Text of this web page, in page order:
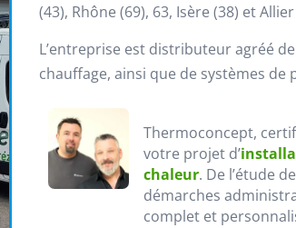
(43), Rhône (69), 63, Isère (38) et
L’entreprise est distributeur agréé
chauffage, ainsi que de systèmes de
Thermoconcept,
votre projet d’
chaleur. De l’étude
démarches
complet et